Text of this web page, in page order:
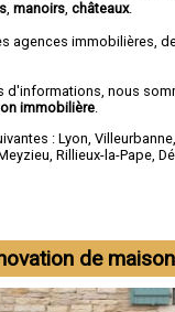
,manoirs ,châteaux.
agences immobilières,
d'informations, nous
immobilière
:Lyon ,Villeurbanne
,Rillieux-la-Pape ,
de